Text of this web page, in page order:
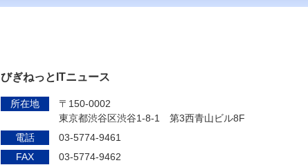
びぎねっとITニュース
所在地
〒150-0002
東京都渋谷区渋谷1-8-1 第3西青山ビル8F
電話
03-5774-9461
FAX
03-5774-9462